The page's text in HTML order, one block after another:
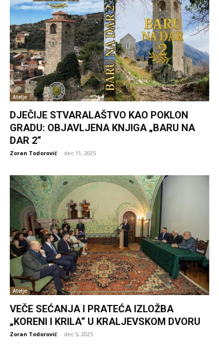
Atelje
DJEČIJE STVARALAŠTVO KAO POKLON
GRADU: OBJAVLJENA KNJIGA „BARU NA
DAR 2“
Zoran Todorović - dec 11, 2025
Atelje
VEČE SEĆANJA I PRATEĆA IZLOŽBA
„KORENI I KRILA“ U KRALJEVSKOM DVORU
Zoran Todorović - dec 5, 2025